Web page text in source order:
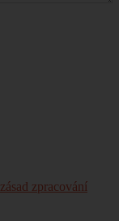
zásad zpracování